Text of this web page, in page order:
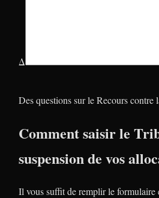
Δ
Des questions sur le Recours contre
Comment saisir le
suspension de vos
Il vous suffit de remplir le formulaire